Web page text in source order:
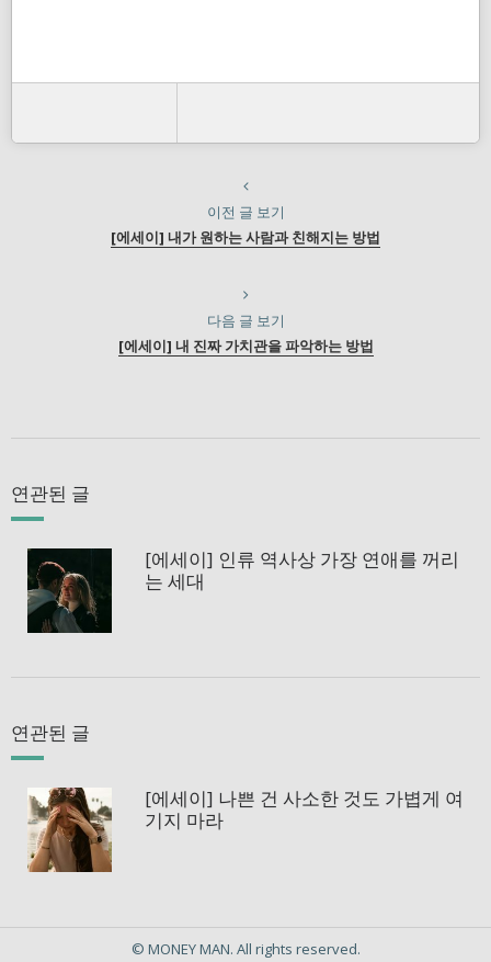
이전 글 보기
[에세이] 내가 원하는 사람과 친해지는 방법
다음 글 보기
[에세이] 내 진짜 가치관을 파악하는 방법
연관된 글
[에세이] 인류 역사상 가장 연애를 꺼리
는 세대
연관된 글
[에세이] 나쁜 건 사소한 것도 가볍게 여
기지 마라
© MONEY MAN. All rights reserved.